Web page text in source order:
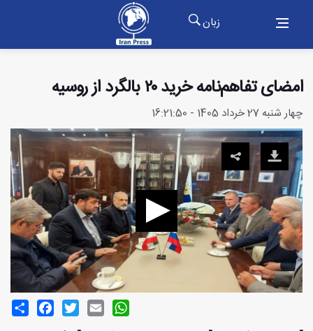
زبان
امضای تفاهم‌نامه خرید ۲۰ بالگرد از روسیه
چهار شنبه 27 خرداد 1405 - 16:21:50
Share
FacebookTwitterEmail
WhatsApp